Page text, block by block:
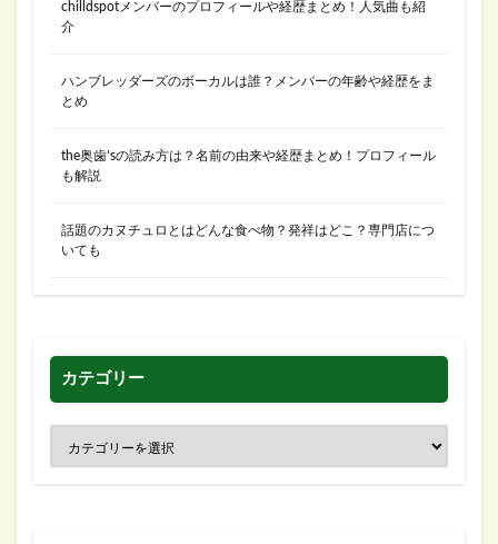
chilldspotメンバーのプロフィールや経歴まとめ！人気曲も紹
介
ハンブレッダーズのボーカルは誰？メンバーの年齢や経歴をま
とめ
the奥歯’sの読み方は？名前の由来や経歴まとめ！プロフィール
も解説
話題のカヌチュロとはどんな食べ物？発祥はどこ？専門店につ
いても
カテゴリー